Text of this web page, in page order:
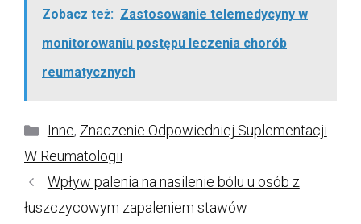
Zobacz też: Zastosowanie telemedycyny w
monitorowaniu postępu leczenia chorób
reumatycznych
Kategorie
Inne, Znaczenie Odpowiedniej Suplementacji
W Reumatologii
Wpływ palenia na nasilenie bólu u osób z
łuszczycowym zapaleniem stawów